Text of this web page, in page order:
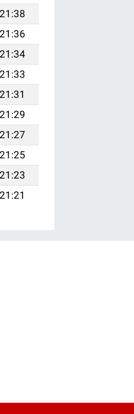
21:38
21:36
21:34
21:33
21:31
21:29
21:27
21:25
21:23
21:21